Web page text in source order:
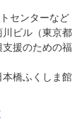
センターなど
ビル（東京都
援のための福
橋ふくしま館